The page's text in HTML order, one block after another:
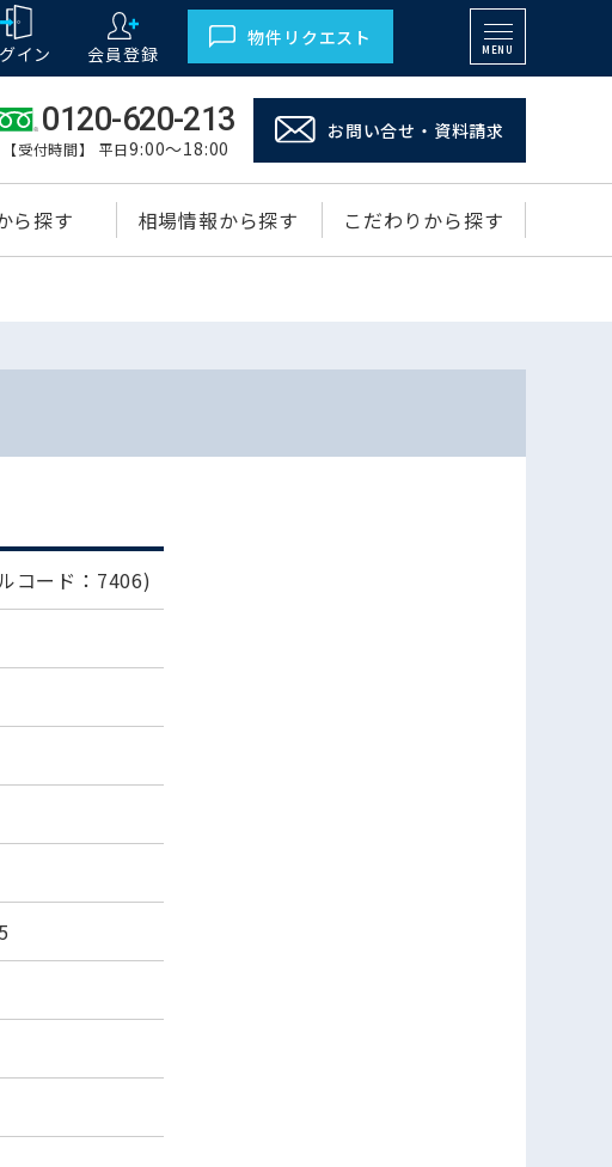
イン 会員登録
物件リクエスト
MENU
0120-620-213
【受付時間】 平日9:00～18:00
お問い合せ・資料請求
ら探す 相場情報から探す こだわりから探す
コード：7406)